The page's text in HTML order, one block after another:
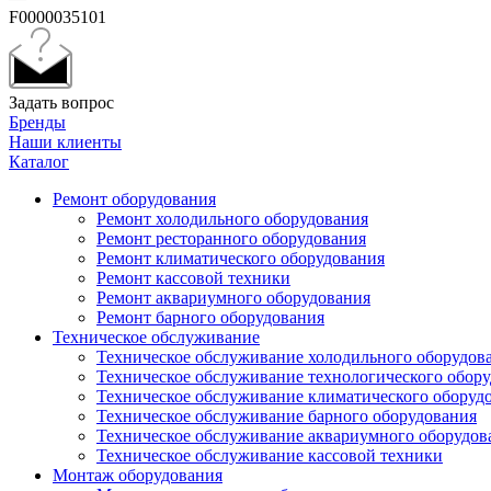
F0000035101
Задать вопрос
Бренды
Наши клиенты
Каталог
Ремонт оборудования
Ремонт холодильного оборудования
Ремонт ресторанного оборудования
Ремонт климатического оборудования
Ремонт кассовой техники
Ремонт аквариумного оборудования
Ремонт барного оборудования
Техническое обслуживание
Техническое обслуживание холодильного
Техническое обслуживание технологического
Техническое обслуживание климатического
Техническое обслуживание барного оборудования
Техническое обслуживание аквариумного
Техническое обслуживание кассовой техники
Монтаж оборудования